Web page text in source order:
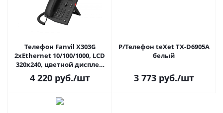
Телефон Fanvil X303G
2xEthernet 10/100/1000, LCD
320x240, цветной дисплей
2,4, 6 Parties conference, 3
Line Key, HD voice, 4 SIP Line,
4 220руб./шт
Р/Телефон teXet TX-D6905А
белый
3 773руб./шт